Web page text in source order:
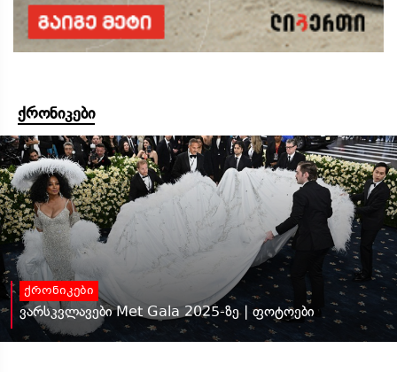
ქრონიკები
ქრონიკები
ვარსკვლავები Met Gala 2025-ზე | ფოტოები